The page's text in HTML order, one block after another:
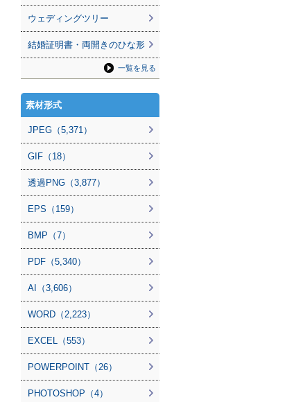
ウェディングツリー
結婚証明書・両開きのひな形
一覧を見る
素材形式
JPEG（5,371）
GIF（18）
透過PNG（3,877）
EPS（159）
BMP（7）
PDF（5,340）
AI（3,606）
WORD（2,223）
EXCEL（553）
POWERPOINT（26）
PHOTOSHOP（4）